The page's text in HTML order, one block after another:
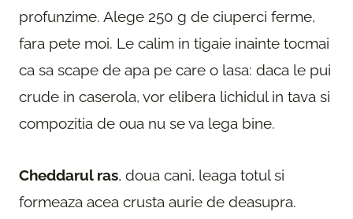
profunzime. Alege 250 g de ciuperci ferme,
fara pete moi. Le calim in tigaie inainte tocmai
ca sa scape de apa pe care o lasa: daca le pui
crude in caserola, vor elibera lichidul in tava si
compozitia de oua nu se va lega bine.
Cheddarul ras, doua cani, leaga totul si
formeaza acea crusta aurie de deasupra.